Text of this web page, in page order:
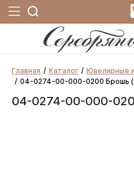
Главная Каталог Ювелирные
04-0274-00-000-0200 Брошь
04-0274-00-000-